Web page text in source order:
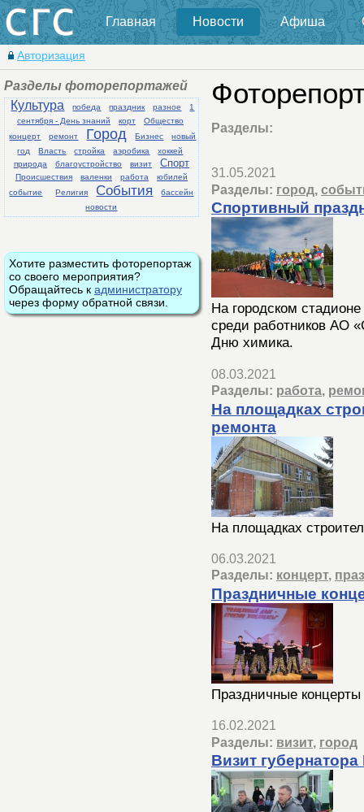
Главная Новости Афиша
Авторизация
Разделы фоторепортажей
Культура победа праздник разное
1
сентября - День знаний
корт
Общество
концерт
ремонт Город Бизнес
новый
год
Власть стройка аэробика
хоккей
природа
благоустройство визит Спорт
Происшествия валенки работа
юбилей
событие
Религия События
бассейн
новости
Хотите разместить фоторепортаж
со своего мероприятия?
Обращайтесь к администратору
через форму обратной связи.
Разделы:
31.05.2021
Разделы: город,
Спортивный
На городском
среди работников АО
Дню химика.
08.03.2021
Разделы: работа,
На площадках
ремонта
На площадках
06.03.2021
Разделы: концерт,
Праздничные
Праздничные концерты
16.02.2021
Разделы: визит, город
Визит